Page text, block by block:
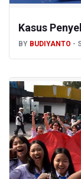
Kasus
BY BUDIYANTO